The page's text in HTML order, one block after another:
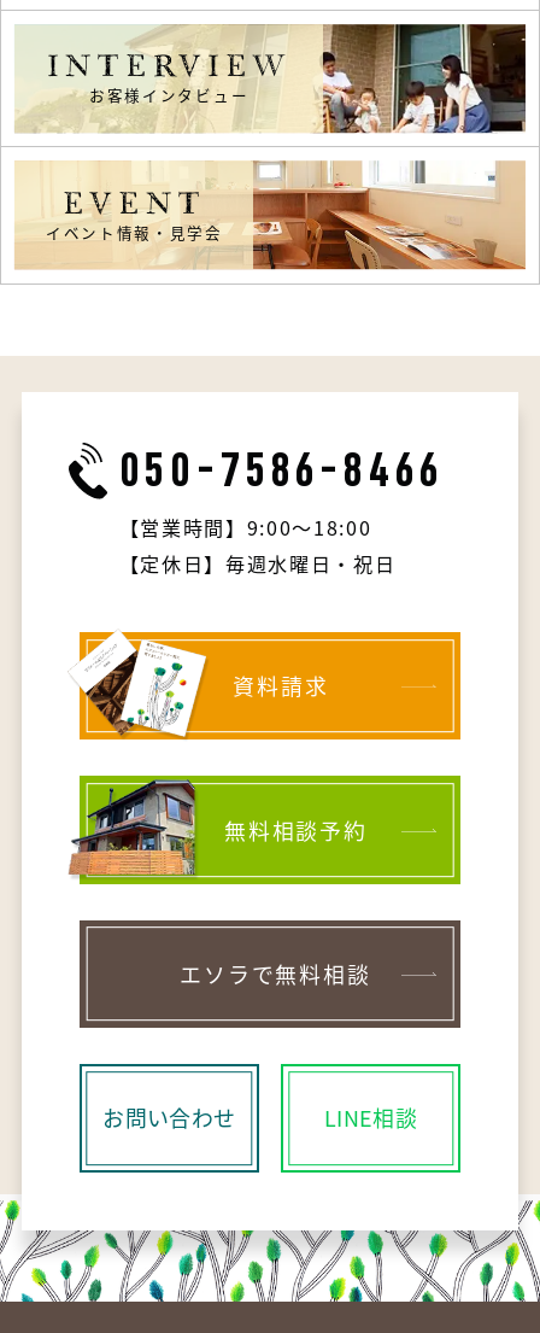
INTERVIEW
お客様インタビュー
EVENT
イベント情報・見学会
050-7586-8466
【営業時間】9:00～18:00
【定休日】毎週水曜日・祝日
資料請求
無料相談予約
エソラで無料相談
お問い合わせ LINE相談